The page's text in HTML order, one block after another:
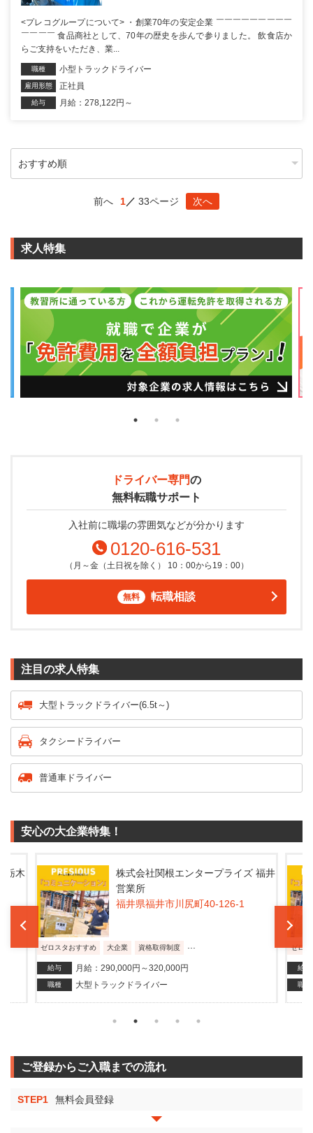
<プレコグループについて> ・創業70年の安定企業 ￣￣￣￣￣￣￣￣￣
￣￣￣￣ 食品商社として、70年の歴史を歩んで参りました。 飲食店か
らご支持をいただき、業...
職種 小型トラックドライバー
雇用形態 正社員
給与 月給：278,122円～
前へ 1 33ページ 次へ
求人特集
ドライバー専門の
無料転職サポート
入社前に職場の雰囲気などが分かります
0120-616-531
（月～金（土日祝を除く） 10：00から19：00）
無料 転職相談
注目の求人特集
大型トラックドライバー(6.5t～)
タクシードライバー
普通車ドライバー
安心の大企業特集！
福井
株式会社関根エンタープライズ 福井
営業所
福井県福井市川尻町40-126-1
ゼロスタおすすめ 大企業 資格取得制度
給与 月給：290,000円～320,000円
職種 大型トラックドライバー
ゼロス
給与
職種
ご登録からご入職までの流れ
STEP1 無料会員登録